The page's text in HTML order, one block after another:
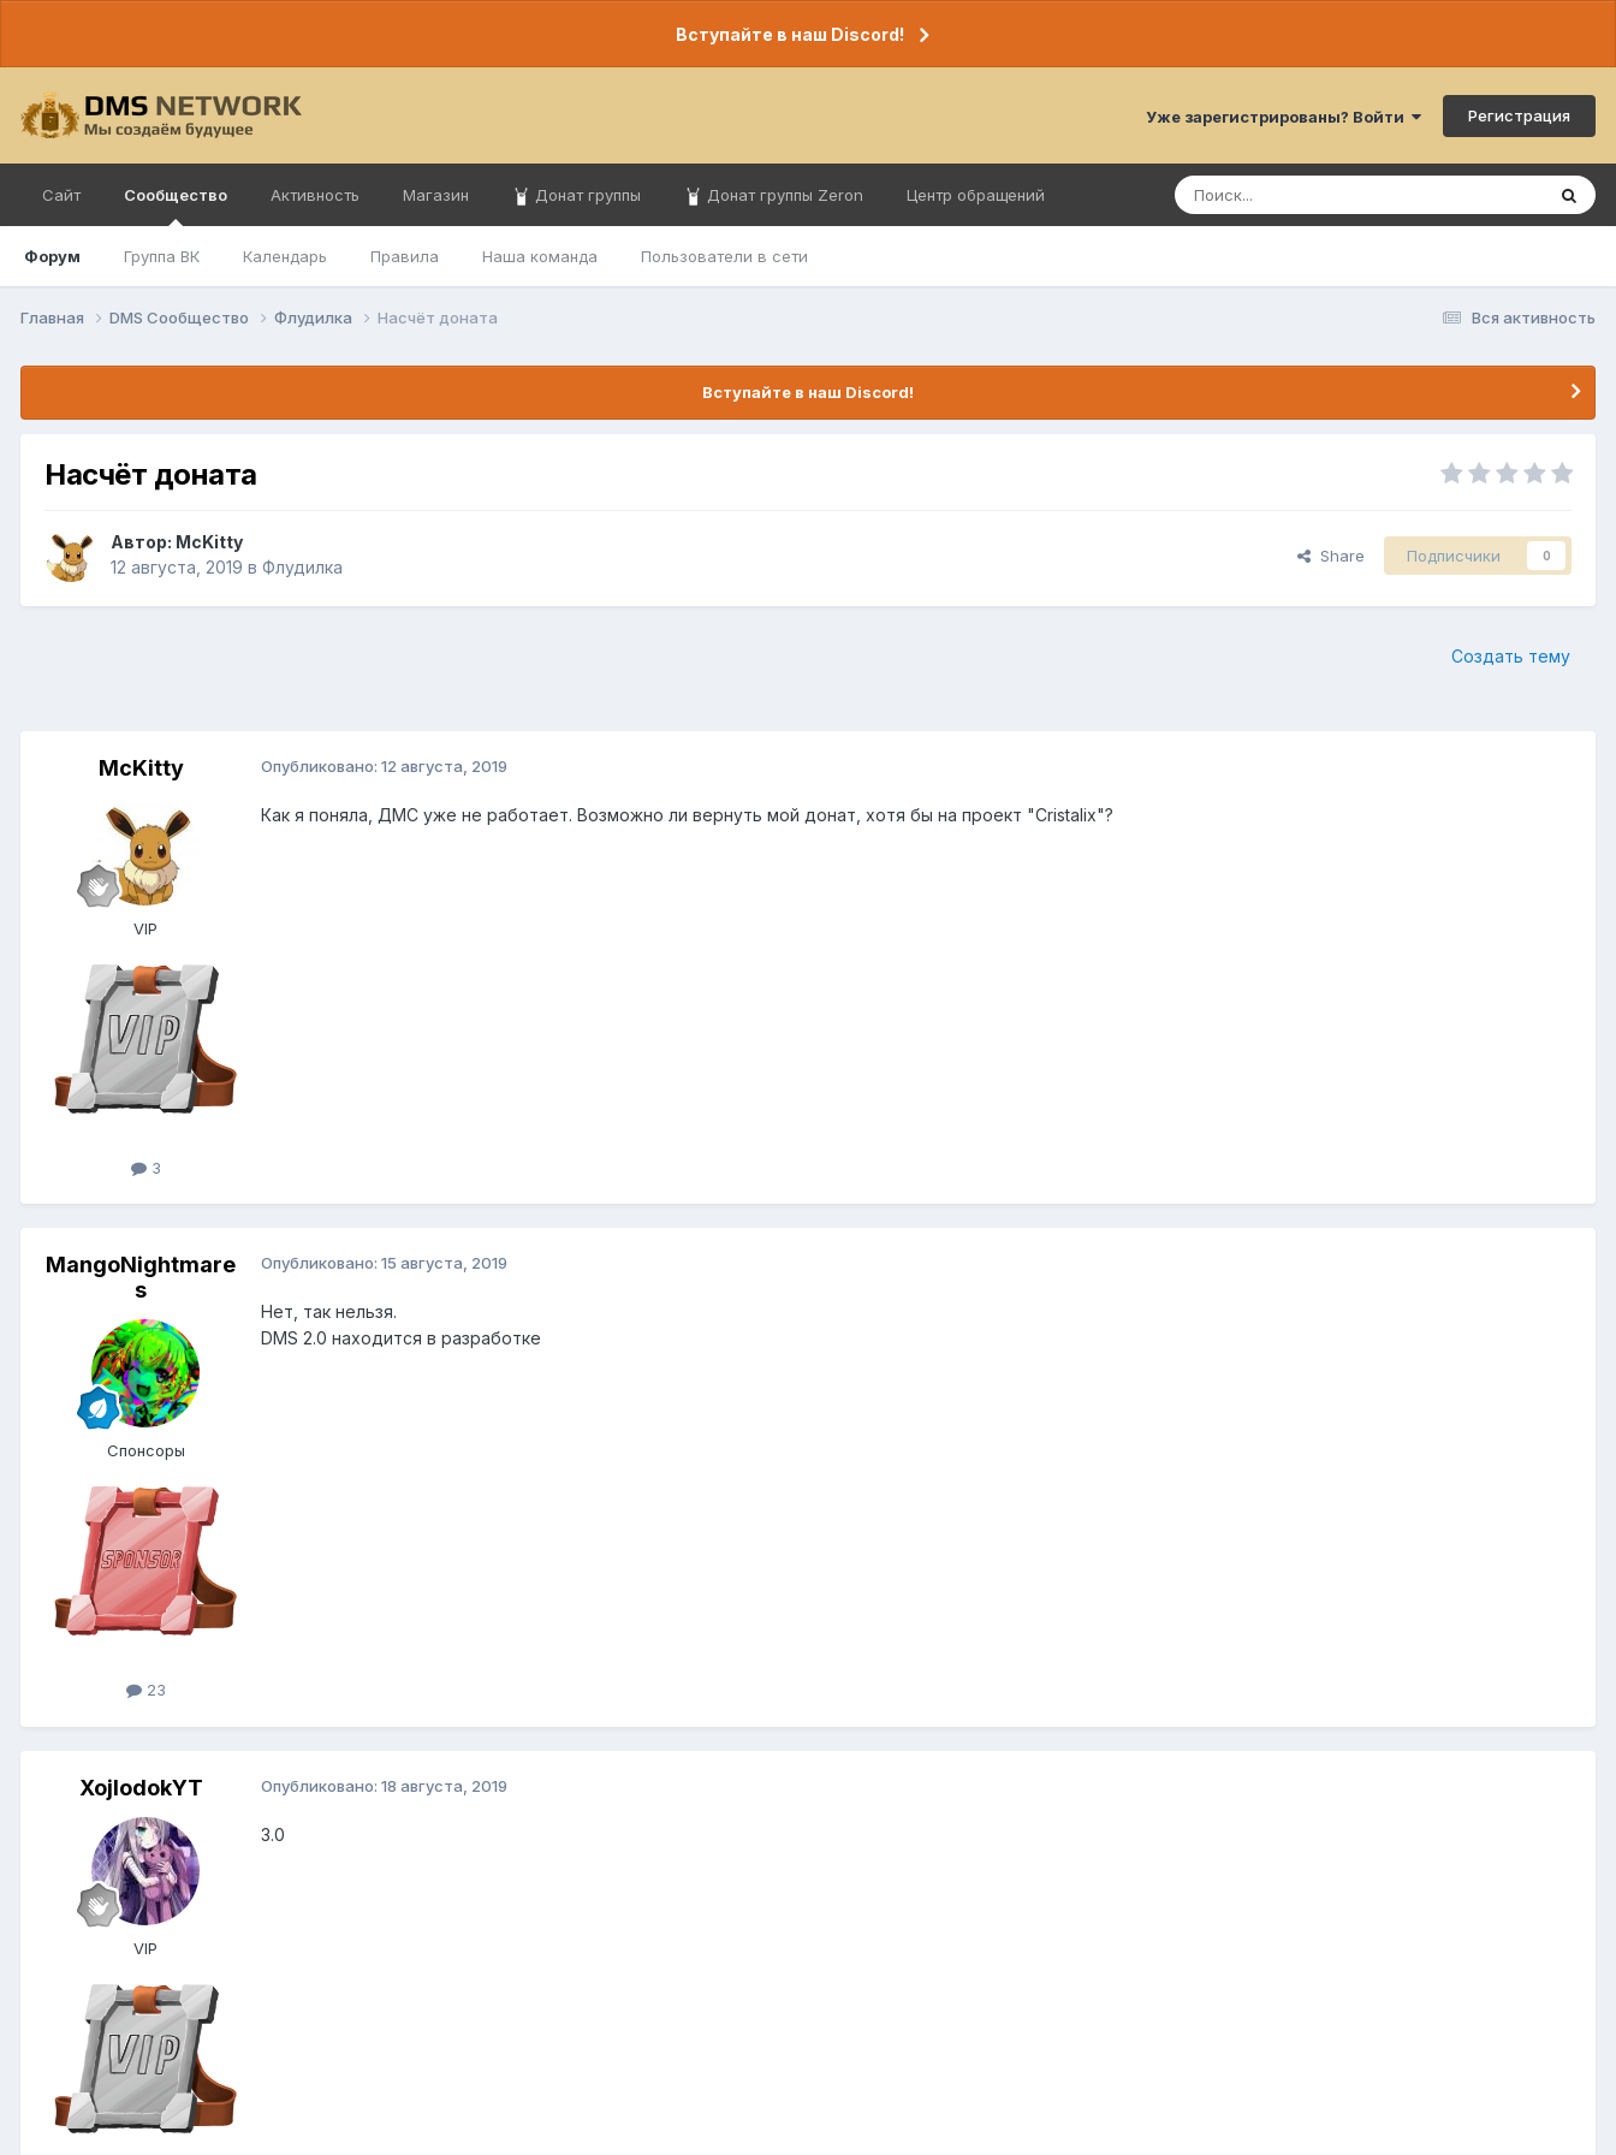
Вступайте в наш Discord!
Уже зарегистрированы? Войти Регистрация
Сайт Сообщество
Форум Группа ВК Календарь Правила Наша команда Пользователи в сети
Активность Магазин Донат группы Донат группы Zeron Центр обращений
Вся активность
Главная DMS Сообщество Флудилка Насчёт доната
Вступайте в наш Discord!
Насчёт доната
Автор: McKitty
12 августа, 2019 в Флудилка
Share Подписчики 0
Создать тему
McKitty
VIP
3
Опубликовано: 12 августа, 2019
Как я поняла, ДМС уже не работает. Возможно ли вернуть мой донат, хотя бы на проект "Cristalix"?
MangoNightmare
s
Спонсоры
23
Опубликовано: 15 августа, 2019
Нет, так нельзя.
DMS 2.0 находится в разработке
XojlodokYT
VIP
Опубликовано: 18 августа, 2019
3.0